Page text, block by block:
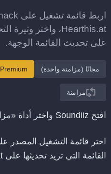
على تحديث القائمة الوجهة.
مجانًا (مزامنة واحدة) Premium
مزامنة
افتح Soundiiz واختر أداة «مزامنة»
القائمة التي تريد تحديثها على Hearthis.at